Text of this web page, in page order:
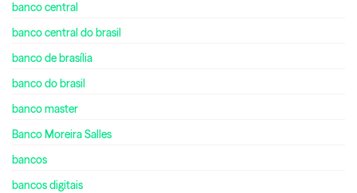
banco central
banco central do brasil
banco de brasília
banco do brasil
banco master
Banco Moreira Salles
bancos
bancos digitais